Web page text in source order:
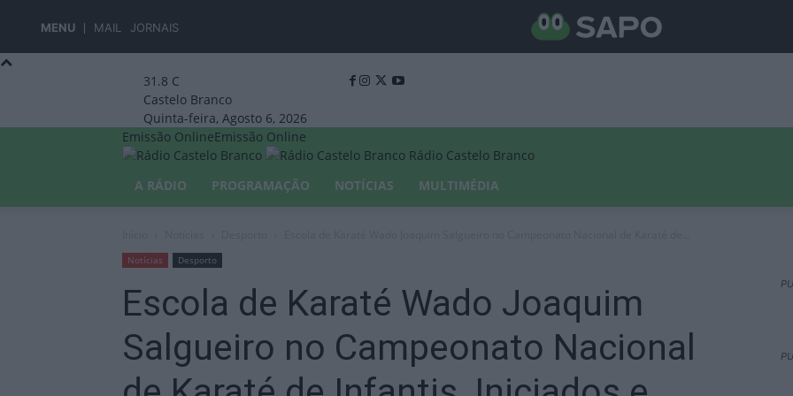
MENU MAIL JORNAIS
31.8 C
Castelo Branco
Quinta-feira, Agosto 6, 2026
Emissão OnlineEmissão Online
Rádio Castelo Branco
A RÁDIO
PROGRAMAÇÃO NOTÍCIAS MULTIMÉDIA
Notícias Desporto
Escola de Karaté Wado Joaquim
Salgueiro no Campeonato Nacional